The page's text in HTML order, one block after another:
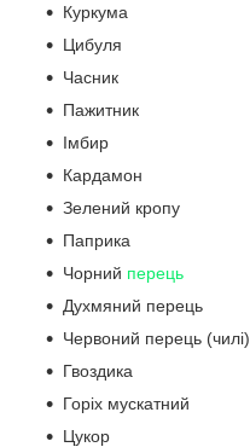
Куркума
Цибуля
Часник
Пажитник
Імбир
Кардамон
Зелений кропу
Паприка
Чорний перець
Духмяний перець
Червоний перець (чилі)
Гвоздика
Горіх мускатний
Цукор